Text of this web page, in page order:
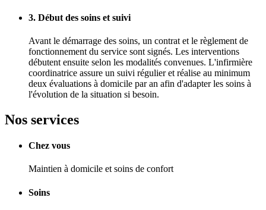
3. Début des soins et suivi
Avant le démarrage des soins, un contrat et le règlement de
fonctionnement du service sont signés. Les interventions
débutent ensuite selon les modalités convenues. L'infirmière
coordinatrice assure un suivi régulier et réalise au minimum
deux évaluations à domicile par an afin d'adapter les soins à
l'évolution de la situation si besoin.
Nos services
Chez vous
Maintien à domicile et soins de confort
Soins